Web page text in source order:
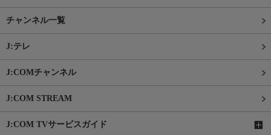
チャンネル一覧
J:テレ
J:COMチャンネル
J:COM STREAM
J:COM TVサービスガイド